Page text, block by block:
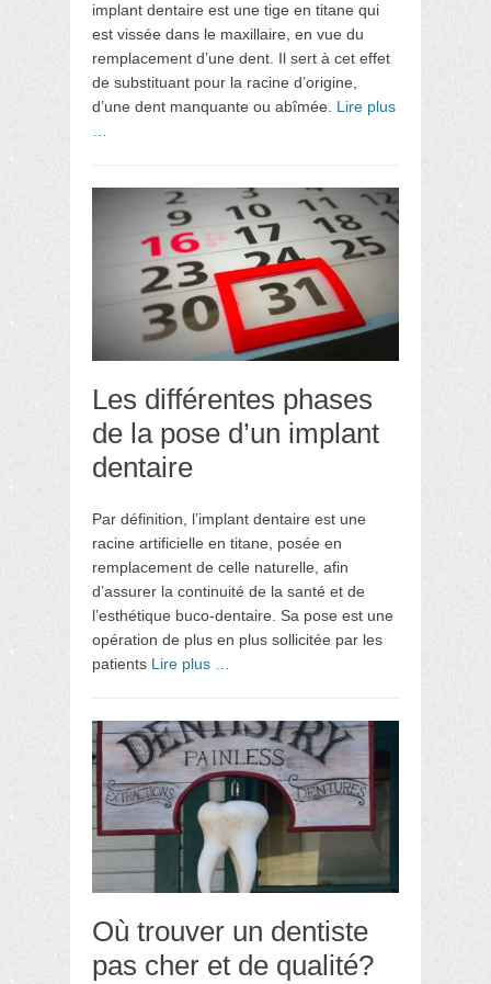
implant dentaire est une tige en titane qui
est vissée dans le maxillaire, en vue du
remplacement d’une dent. Il sert à cet effet
de substituant pour la racine d’origine,
d’une dent manquante ou abîmée. Lire plus
…
Les différentes phases
de la pose d’un implant
dentaire
Par définition, l’implant dentaire est une
racine artificielle en titane, posée en
remplacement de celle naturelle, afin
d’assurer la continuité de la santé et de
l’esthétique buco-dentaire. Sa pose est une
opération de plus en plus sollicitée par les
patients Lire plus …
Où trouver un dentiste
pas cher et de qualité?